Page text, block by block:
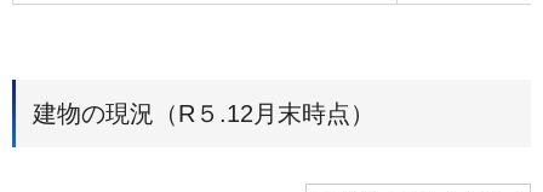
建物の現況（R５.12月末時点）